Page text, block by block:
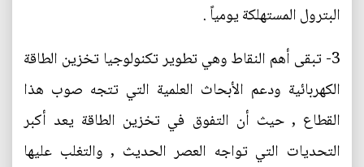
البترول المستهلكة يومياً .
3- تبقى أهم النقاط وهي تطوير تكنولوجيا تخزين الطاقة
الكهربائية ودعم الأبحاث العلمية التي تتجه صوب هذا
القطاع , حيث أن التفوق في تخزين الطاقة يعد أكبر
التحديات التي تواجه العصر الحديث , والتغلب عليها